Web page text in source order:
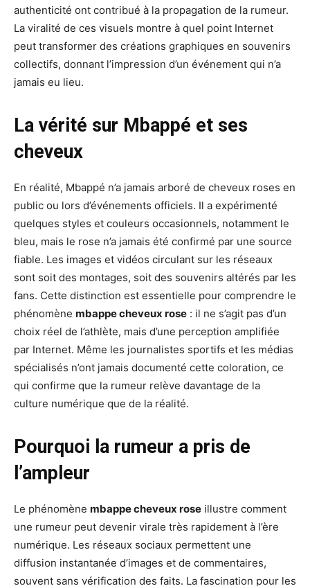
authenticité ont contribué à la propagation de la rumeur.
La viralité de ces visuels montre à quel point Internet
peut transformer des créations graphiques en souvenirs
collectifs, donnant l’impression d’un événement qui n’a
jamais eu lieu.
La vérité sur Mbappé et ses
cheveux
En réalité, Mbappé n’a jamais arboré de cheveux roses en
public ou lors d’événements officiels. Il a expérimenté
quelques styles et couleurs occasionnels, notamment le
bleu, mais le rose n’a jamais été confirmé par une source
fiable. Les images et vidéos circulant sur les réseaux
sont soit des montages, soit des souvenirs altérés par les
fans. Cette distinction est essentielle pour comprendre le
phénomène mbappe cheveux rose : il ne s’agit pas d’un
choix réel de l’athlète, mais d’une perception amplifiée
par Internet. Même les journalistes sportifs et les médias
spécialisés n’ont jamais documenté cette coloration, ce
qui confirme que la rumeur relève davantage de la
culture numérique que de la réalité.
Pourquoi la rumeur a pris de
l’ampleur
Le phénomène mbappe cheveux rose illustre comment
une rumeur peut devenir virale très rapidement à l’ère
numérique. Les réseaux sociaux permettent une
diffusion instantanée d’images et de commentaires,
souvent sans vérification des faits. La fascination pour les